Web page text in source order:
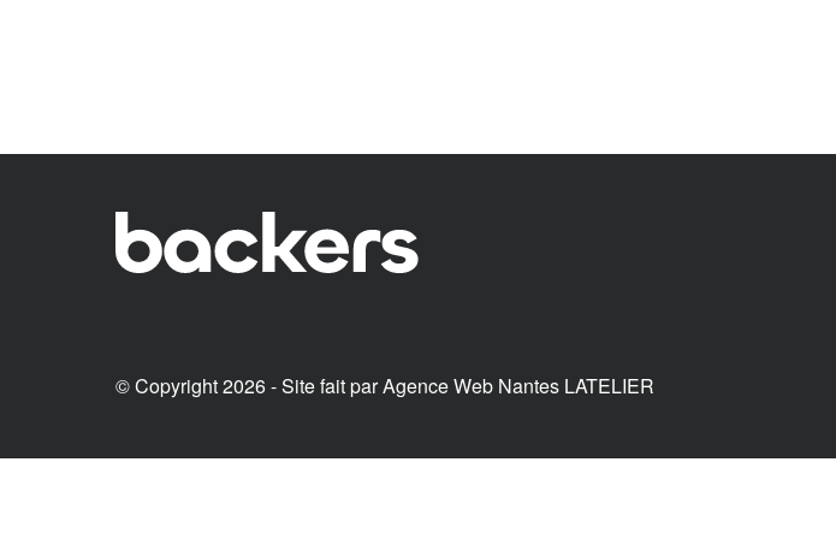
© Copyright 2026 - Site fait parAgence Web Nantes LATELIER